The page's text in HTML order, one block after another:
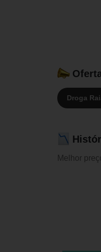
Droga
Melhor